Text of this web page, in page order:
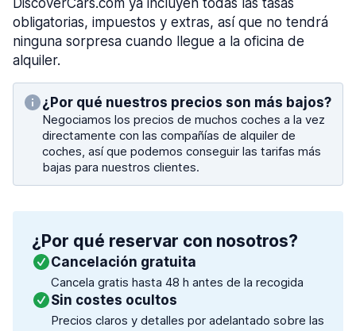
DiscoverCars.com ya incluyen todas las tasas
obligatorias, impuestos y extras, así que no tendrá
ninguna sorpresa cuando llegue a la oficina de
alquiler.
¿Por qué nuestros precios son más bajos?
Negociamos los precios de muchos coches a la vez
directamente con las compañías de alquiler de
coches, así que podemos conseguir las tarifas más
bajas para nuestros clientes.
¿Por qué reservar con nosotros?
Cancelación gratuita
Cancela gratis hasta 48 h antes de la recogida
Sin costes ocultos
Precios claros y detalles por adelantado sobre las